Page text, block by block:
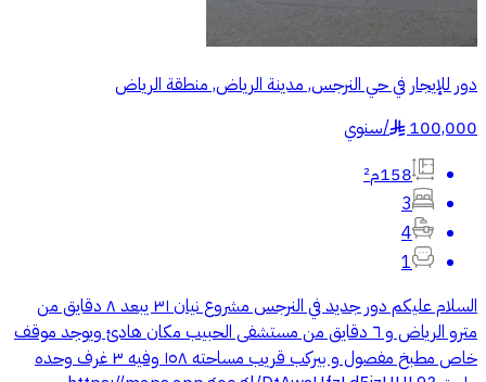
دور للإيجار في حي النرجس, مدينة الرياض, منطقة الرياض
100,000
§
/سنوي
158م²
3
4
1
السلام عليكم دور جديد في النرجس مشروع نيان ٣١ يبعد ٨ دقايق من
مترو الرياض و ٦ دقايق من مستشفى الحبيب مكان هادئ ويوجد موقف
خاص مطبخ مفصول و بيركب قريب مساحته ١٥٨ وفيه ٣ غرف وحده